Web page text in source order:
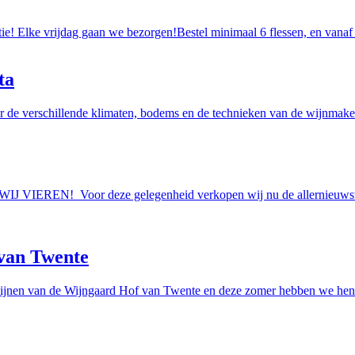
Elke vrijdag gaan we bezorgen!Bestel minimaal 6 flessen, en
verschillende klimaten, bodems en de technieken van de
VIEREN! Voor deze gelegenheid verkopen wij nu de
Twente
van de Wijngaard Hof van Twente en deze zomer hebben we